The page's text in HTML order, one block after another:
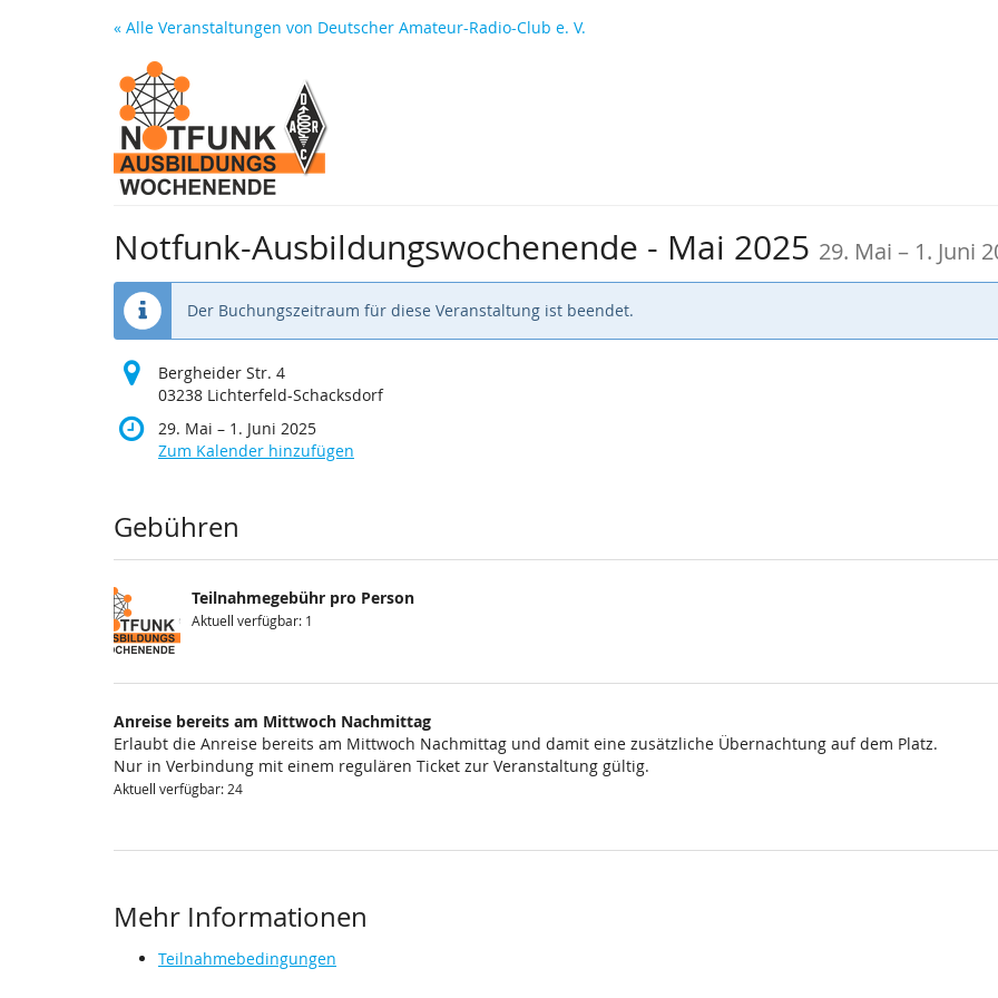
« Alle Veranstaltungen von Deutscher Amateur-Radio-Club e. V.
Notfunk-Ausbildungswochenende - Mai 2025 29. Mai – bis
1. Juni
Der Buchungszeitraum für diese Veranstaltung ist beendet.
Bergheider Str. 4
03238 Lichterfeld-Schacksdorf
29. Mai –bis1. Juni 2025
Zum Kalender hinzufügen
Produkte
Gebühren
Teilnahmegebühr pro Person
Aktuell verfügbar: 1
Anreise bereits am Mittwoch Nachmittag
Erlaubt die Anreise bereits am Mittwoch Nachmittag und damit eine zusätzliche Übernachtung auf dem Platz.
Nur in Verbindung mit einem regulären Ticket zur Veranstaltung gültig.
Aktuell verfügbar: 24
Mehr Informationen
Teilnahmebedingungen